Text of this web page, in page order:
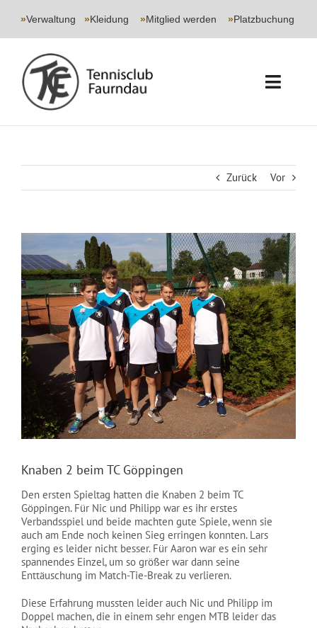
»Verwaltung »Kleidung »Mitglied werden »Platzbuchung
JUGEND
EVENTS
NEWS
Zurück Vor
Zeige
grösseres
Bild
Knaben 2 beim TC Göppingen
Den ersten Spieltag hatten die Knaben 2 beim TC
Göppingen. Für Nic und Philipp war es ihr erstes
Verbandsspiel und beide machten gute Spiele, wenn sie
auch am Ende noch keinen Sieg erringen konnten. Lars
erging es leider nicht besser. Für Aaron war es ein sehr
spannendes Einzel, um so größer war dann seine
Enttäuschung im Match-Tie-Break zu verlieren.
Diese Erfahrung mussten leider auch Nic und Philipp im
Doppel machen, die in einem sehr engen MTB leider das